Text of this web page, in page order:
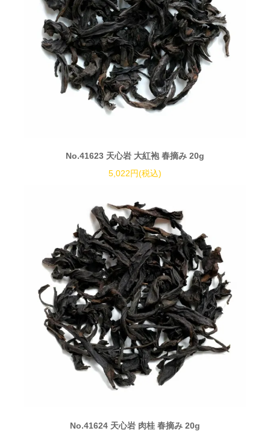
No.41623 天心岩 大紅袍 春摘み 20g
5,022円(税込)
No.41624 天心岩 肉桂 春摘み 20g